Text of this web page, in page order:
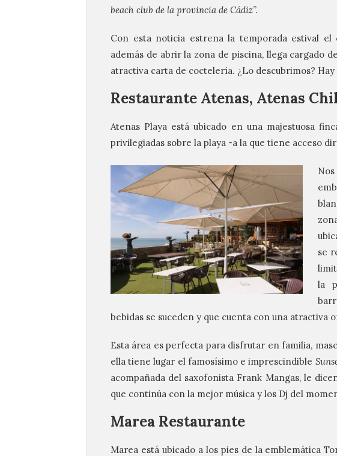
beach club de la provincia de Cádiz”.
Con esta noticia estrena la temporada estival
además de abrir la zona de piscina, llega cargado
atractiva carta de coctelería. ¿Lo descubrimos? Hay
Restaurante Atenas, Atenas
Atenas Playa está ubicado en una majestuosa
privilegiadas sobre la playa -a la que tiene acceso
se
la
bebidas se suceden y que cuenta con una atractiva
Esta área es perfecta para disfrutar en familia,
ella tiene lugar el famosísimo e imprescindible
acompañada del saxofonista Frank Mangas, le
que continúa con la mejor música y los Dj del
Marea Restaurante
Marea está ubicado a los pies de la emblemática